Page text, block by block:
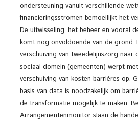
ondersteuning vanuit verschillende
financieringsstromen bemoeilijkt het
De uitwisseling, het beheer en vooral
komt nog onvoldoende van de grond.
verschuiving van tweedelijnszorg naar
sociaal domein (gemeenten) werpt
verschuiving van kosten barrières op.
basis van data is noodzakelijk om
de transformatie mogelijk te maken.
Arrangementenmonitor slaan de